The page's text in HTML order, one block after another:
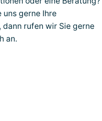
uns gerne Ihre
dann rufen wir Sie gerne
an.